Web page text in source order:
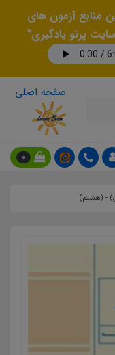
منابع آزمون های
پرتو یادگیری"
صفحه اصلی
0
- (هشتم)